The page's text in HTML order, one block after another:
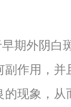
期外阴白
作用，并
现象，从